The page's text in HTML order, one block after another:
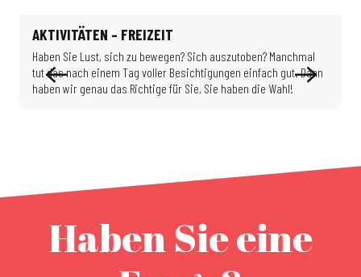
AKTIVITÄTEN – FREIZEIT
Haben Sie Lust, sich zu bewegen? Sich auszutoben? Manchmal
tut das nach einem Tag voller Besichtigungen einfach gut. Dann
haben wir genau das Richtige für Sie, Sie haben die Wahl!
Haben Sie eine